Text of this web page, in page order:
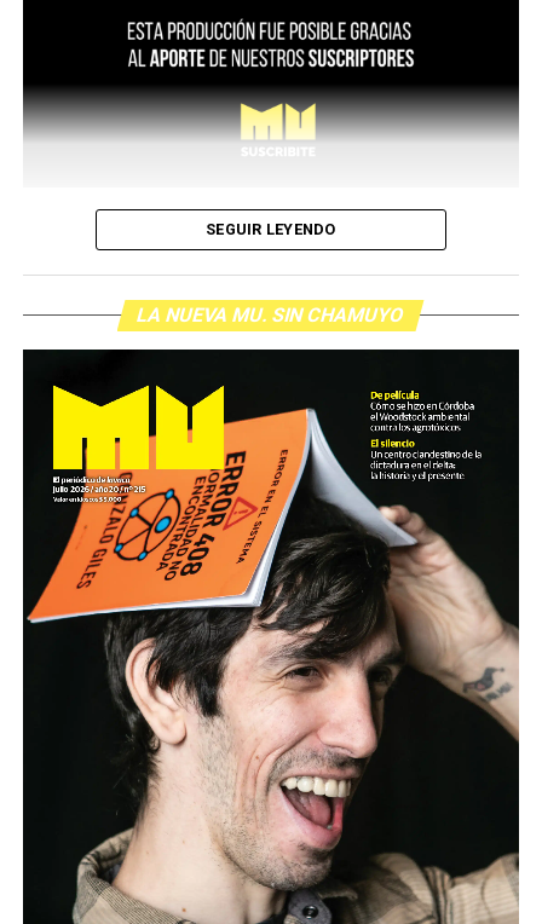
SEGUIR LEYENDO
LA NUEVA MU. SIN CHAMUYO